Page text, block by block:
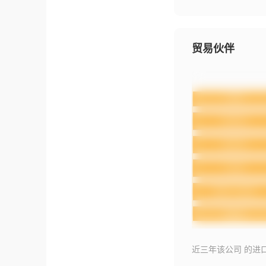
贸易伙伴
近三年该公司 的进